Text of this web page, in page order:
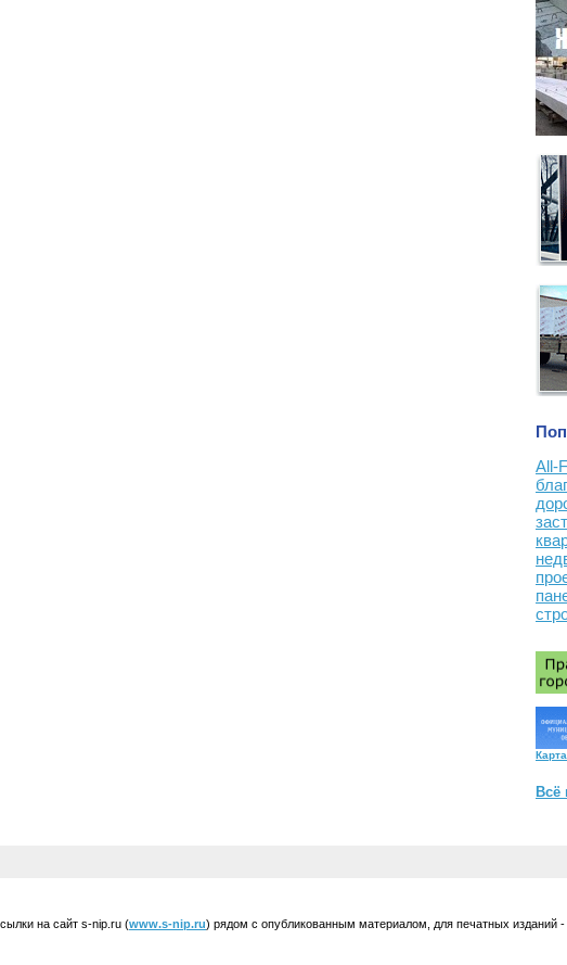
All-
Всё
на сайт s-nip.ru (www.s-nip.ru) рядом с опубликованным материалом, для печатных изданий